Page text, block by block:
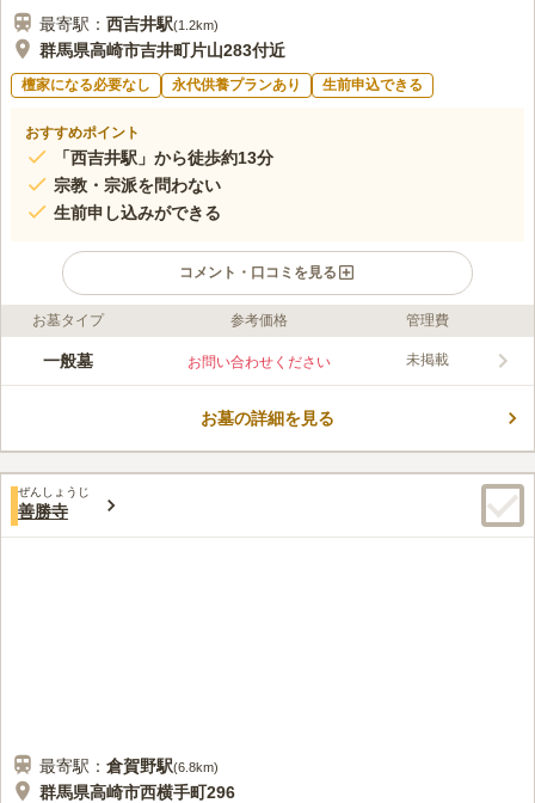
最寄駅： 西吉井駅(1.2km)
群馬県高崎市吉井町片山283付近
檀家になる必要なし 永代供養プランあり 生前申込できる
おすすめポイント
「西吉井駅」から徒歩約13分
宗教・宗派を問わない
生前申し込みができる
コメント・口コミを見る
ライフドット編集部のコメント
田畑や民家が広がるのどかな土地から少し離れた静かな場所にあ
ことができます。緑に抱かれ、木漏れ日が墓地を優しく照らしま
口コミ評価
この霊園はまだ誰からも評価されていません。
お墓タイプ 参考価格 管理費
一般墓 お問い合わせください 未掲載
お墓の詳細を見る
ぜんしょうじ
善勝寺
最寄駅： 倉賀野駅(6.8km)
群馬県高崎市西横手町296